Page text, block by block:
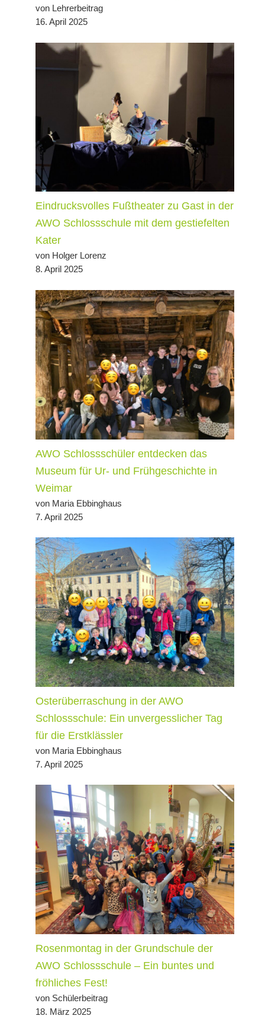
von Lehrerbeitrag
16. April 2025
Eindrucksvolles Fußtheater zu Gast in der
AWO Schlossschule mit dem gestiefelten
Kater
von Holger Lorenz
8. April 2025
AWO Schlossschüler entdecken das
Museum für Ur- und Frühgeschichte in
Weimar
von Maria Ebbinghaus
7. April 2025
Osterüberraschung in der AWO
Schlossschule: Ein unvergesslicher Tag
für die Erstklässler
von Maria Ebbinghaus
7. April 2025
Rosenmontag in der Grundschule der
AWO Schlossschule – Ein buntes und
fröhliches Fest!
von Schülerbeitrag
18. März 2025